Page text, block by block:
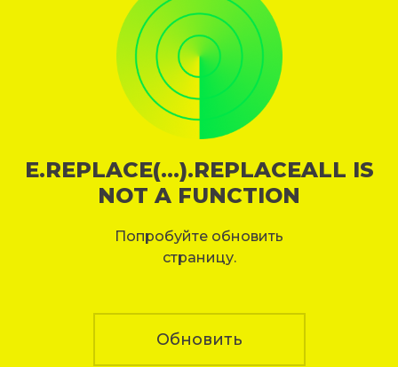
E.REPLACE(...).REPLACEALL IS
NOT A FUNCTION
Попробуйте обновить
страницу.
Обновить